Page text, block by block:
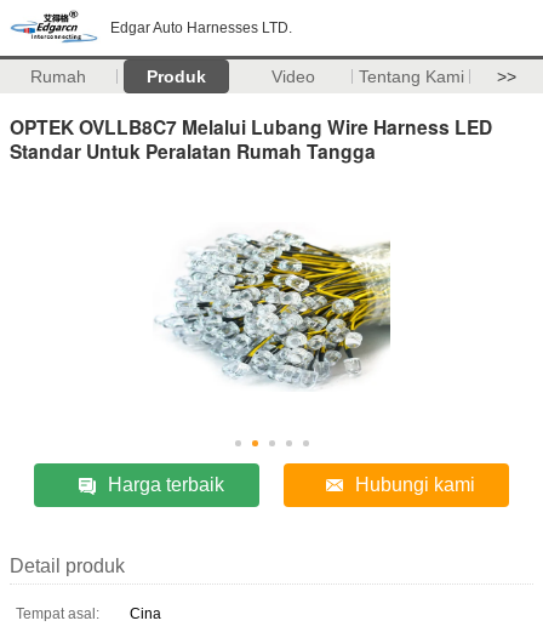
Edgar Auto Harnesses LTD.
Rumah Produk Video Tentang Kami >>
OPTEK OVLLB8C7 Melalui Lubang Wire Harness LED
Standar Untuk Peralatan Rumah Tangga
Harga terbaik Hubungi kami
Detail produk
Tempat asal:
Cina